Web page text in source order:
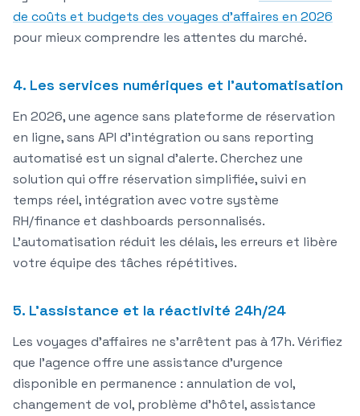
de coûts et budgets des voyages d'affaires en 2026
pour mieux comprendre les attentes du marché.
4. Les services numériques et l'automatisation
En 2026, une agence sans plateforme de réservation
en ligne, sans API d'intégration ou sans reporting
automatisé est un signal d'alerte. Cherchez une
solution qui offre réservation simplifiée, suivi en
temps réel, intégration avec votre système
RH/finance et dashboards personnalisés.
L'automatisation réduit les délais, les erreurs et libère
votre équipe des tâches répétitives.
5. L'assistance et la réactivité 24h/24
Les voyages d'affaires ne s'arrêtent pas à 17h. Vérifiez
que l'agence offre une assistance d'urgence
disponible en permanence : annulation de vol,
changement de vol, problème d'hôtel, assistance